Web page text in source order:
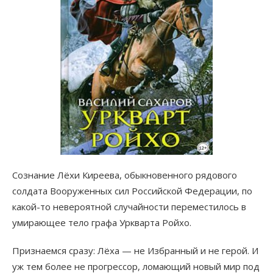
Сознание Лёхи Киреева, обыкновенного рядового
солдата Вооруженных сил Российской Федерации, по
какой-то невероятной случайности переместилось в
умирающее тело графа Уркварта Ройхо.
Признаемся сразу: Лёха — не Избранный и не герой. И
уж тем более не прогрессор, ломающий новый мир под